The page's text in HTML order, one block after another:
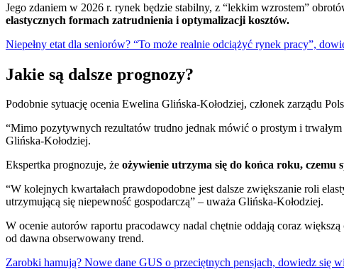
Jego zdaniem w 2026 r. rynek będzie stabilny, z “lekkim wzrostem”
elastycznych formach zatrudnienia i optymalizacji kosztów.
Niepełny etat dla seniorów? “To może realnie odciążyć rynek pracy”,
Jakie są dalsze prognozy?
Podobnie sytuację ocenia Ewelina Glińska-Kołodziej, członek zarządu
“Mimo pozytywnych rezultatów trudno jednak mówić o prostym i
Glińska-Kołodziej.
Ekspertka prognozuje, że ożywienie utrzyma się do końca roku,
“W kolejnych kwartałach prawdopodobne jest dalsze zwiększanie roli
utrzymującą się niepewność gospodarczą” – uważa Glińska-Kołodziej.
W ocenie autorów raportu pracodawcy nadal chętnie oddają coraz
od dawna obserwowany trend.
Zarobki hamują? Nowe dane GUS o przeciętnych pensjach, dowiedz się